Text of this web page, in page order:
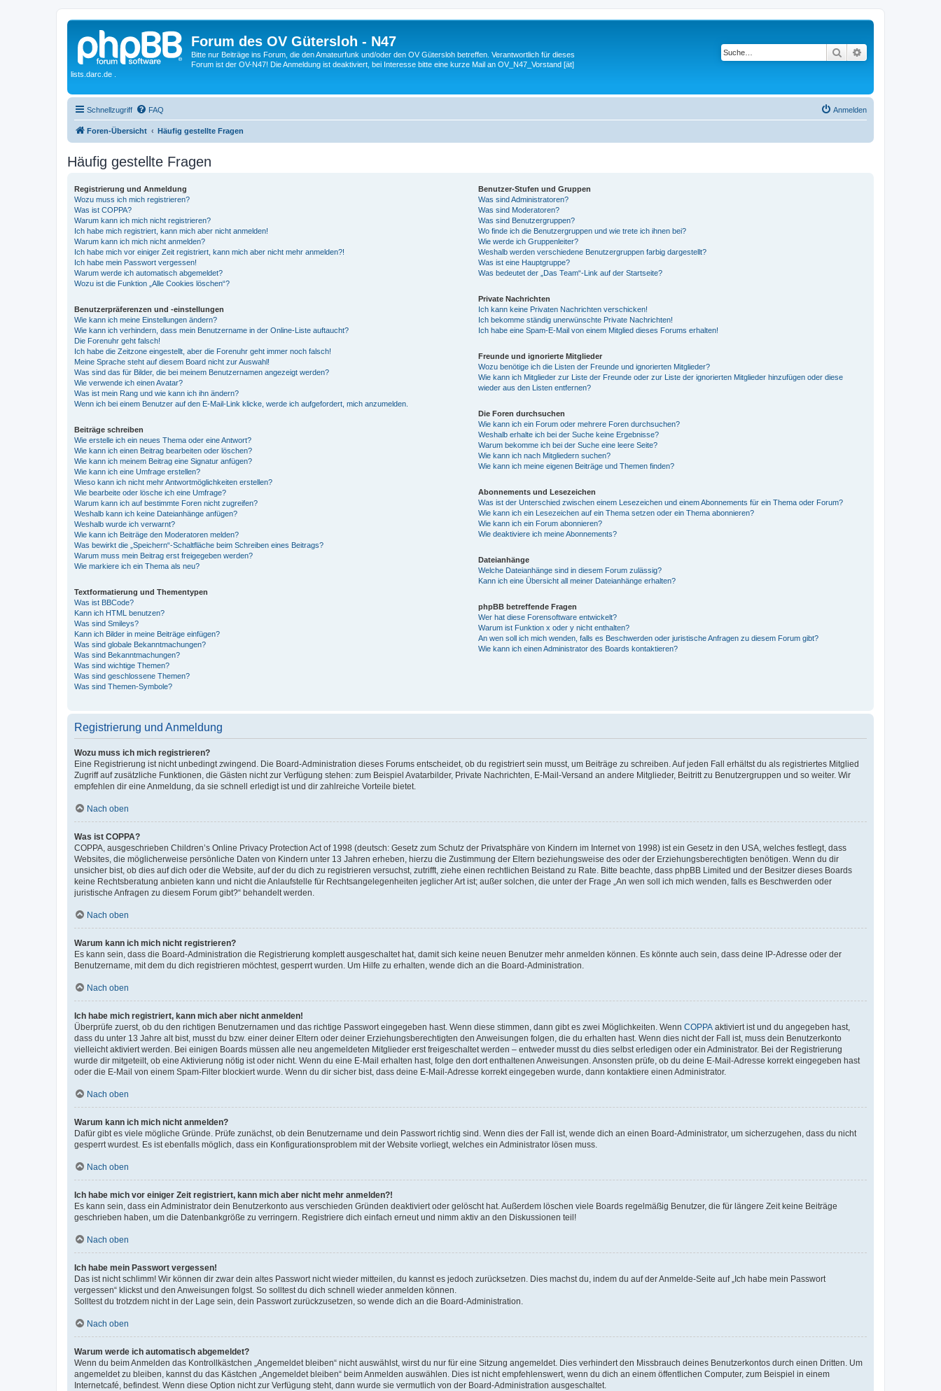
Forum des OV Gütersloh - N47
Bitte nur Beiträge ins Forum, die den Amateurfunk und/oder den OV Gütersloh betreffen. Verantwortlich für dieses
Forum ist der OV-N47! Die Anmeldung ist deaktiviert, bei Interesse bitte eine kurze Mail an OV_N47_Vorstand [ät]
lists.darc.de .
Suche
Schnellzugriff FAQ Anmelden
Foren-Übersicht Häufig gestellte Fragen
Häufig gestellte Fragen
Registrierung und Anmeldung
Wozu muss ich mich registrieren?
Was ist COPPA?
Warum kann ich mich nicht registrieren?
Ich habe mich registriert, kann mich aber nicht anmelden!
Warum kann ich mich nicht anmelden?
Ich habe mich vor einiger Zeit registriert, kann mich aber nicht mehr anmelden?!
Ich habe mein Passwort vergessen!
Warum werde ich automatisch abgemeldet?
Wozu ist die Funktion „Alle Cookies löschen“?
Benutzerpräferenzen und -einstellungen
Wie kann ich meine Einstellungen ändern?
Wie kann ich verhindern, dass mein Benutzername in der Online-Liste auftaucht?
Die Forenuhr geht falsch!
Ich habe die Zeitzone eingestellt, aber die Forenuhr geht immer noch falsch!
Meine Sprache steht auf diesem Board nicht zur Auswahl!
Was sind das für Bilder, die bei meinem Benutzernamen angezeigt werden?
Wie verwende ich einen Avatar?
Was ist mein Rang und wie kann ich ihn ändern?
Wenn ich bei einem Benutzer auf den E-Mail-Link klicke, werde ich aufgefordert, mich anzumelden.
Beiträge schreiben
Wie erstelle ich ein neues Thema oder eine Antwort?
Wie kann ich einen Beitrag bearbeiten oder löschen?
Wie kann ich meinem Beitrag eine Signatur anfügen?
Wie kann ich eine Umfrage erstellen?
Wieso kann ich nicht mehr Antwortmöglichkeiten erstellen?
Wie bearbeite oder lösche ich eine Umfrage?
Warum kann ich auf bestimmte Foren nicht zugreifen?
Weshalb kann ich keine Dateianhänge anfügen?
Weshalb wurde ich verwarnt?
Wie kann ich Beiträge den Moderatoren melden?
Was bewirkt die „Speichern“-Schaltfläche beim Schreiben eines Beitrags?
Warum muss mein Beitrag erst freigegeben werden?
Wie markiere ich ein Thema als neu?
Textformatierung und Thementypen
Was ist BBCode?
Kann ich HTML benutzen?
Was sind Smileys?
Kann ich Bilder in meine Beiträge einfügen?
Was sind globale Bekanntmachungen?
Was sind Bekanntmachungen?
Was sind wichtige Themen?
Was sind geschlossene Themen?
Was sind Themen-Symbole?
Benutzer-Stufen und Gruppen
Was sind Administratoren?
Was sind Moderatoren?
Was sind Benutzergruppen?
Wo finde ich die Benutzergruppen und wie trete ich ihnen bei?
Wie werde ich Gruppenleiter?
Weshalb werden verschiedene Benutzergruppen farbig dargestellt?
Was ist eine Hauptgruppe?
Was bedeutet der „Das Team“-Link auf der Startseite?
Private Nachrichten
Ich kann keine Privaten Nachrichten verschicken!
Ich bekomme ständig unerwünschte Private Nachrichten!
Ich habe eine Spam-E-Mail von einem Mitglied dieses Forums erhalten!
Freunde und ignorierte Mitglieder
Wozu benötige ich die Listen der Freunde und ignorierten Mitglieder?
Wie kann ich Mitglieder zur Liste der Freunde oder zur Liste der ignorierten Mitglieder hinzufügen oder diese
wieder aus den Listen entfernen?
Die Foren durchsuchen
Wie kann ich ein Forum oder mehrere Foren durchsuchen?
Weshalb erhalte ich bei der Suche keine Ergebnisse?
Warum bekomme ich bei der Suche eine leere Seite?
Wie kann ich nach Mitgliedern suchen?
Wie kann ich meine eigenen Beiträge und Themen finden?
Abonnements und Lesezeichen
Was ist der Unterschied zwischen einem Lesezeichen und einem Abonnements für ein Thema oder Forum?
Wie kann ich ein Lesezeichen auf ein Thema setzen oder ein Thema abonnieren?
Wie kann ich ein Forum abonnieren?
Wie deaktiviere ich meine Abonnements?
Dateianhänge
Welche Dateianhänge sind in diesem Forum zulässig?
Kann ich eine Übersicht all meiner Dateianhänge erhalten?
phpBB betreffende Fragen
Wer hat diese Forensoftware entwickelt?
Warum ist Funktion x oder y nicht enthalten?
An wen soll ich mich wenden, falls es Beschwerden oder juristische Anfragen zu diesem Forum gibt?
Wie kann ich einen Administrator des Boards kontaktieren?
Registrierung und Anmeldung
Wozu muss ich mich registrieren?
Eine Registrierung ist nicht unbedingt zwingend. Die Board-Administration dieses Forums entscheidet, ob du registriert sein musst, um Beiträge zu schreiben. Auf jeden Fall erhältst du als registriertes Mitglied
Zugriff auf zusätzliche Funktionen, die Gästen nicht zur Verfügung stehen: zum Beispiel Avatarbilder, Private Nachrichten, E-Mail-Versand an andere Mitglieder, Beitritt zu Benutzergruppen und so weiter. Wir
empfehlen dir eine Anmeldung, da sie schnell erledigt ist und dir zahlreiche Vorteile bietet.
Nach oben
Was ist COPPA?
COPPA, ausgeschrieben Children’s Online Privacy Protection Act of 1998 (deutsch: Gesetz zum Schutz der Privatsphäre von Kindern im Internet von 1998) ist ein Gesetz in den USA, welches festlegt, dass
Websites, die möglicherweise persönliche Daten von Kindern unter 13 Jahren erheben, hierzu die Zustimmung der Eltern beziehungsweise des oder der Erziehungsberechtigten benötigen. Wenn du dir
unsicher bist, ob dies auf dich oder die Website, auf der du dich zu registrieren versuchst, zutrifft, ziehe einen rechtlichen Beistand zu Rate. Bitte beachte, dass phpBB Limited und der Besitzer dieses Boards
keine Rechtsberatung anbieten kann und nicht die Anlaufstelle für Rechtsangelegenheiten jeglicher Art ist; außer solchen, die unter der Frage „An wen soll ich mich wenden, falls es Beschwerden oder
juristische Anfragen zu diesem Forum gibt?“ behandelt werden.
Nach oben
Warum kann ich mich nicht registrieren?
Es kann sein, dass die Board-Administration die Registrierung komplett ausgeschaltet hat, damit sich keine neuen Benutzer mehr anmelden können. Es könnte auch sein, dass deine IP-Adresse oder der
Benutzername, mit dem du dich registrieren möchtest, gesperrt wurden. Um Hilfe zu erhalten, wende dich an die Board-Administration.
Nach oben
Ich habe mich registriert, kann mich aber nicht anmelden!
Überprüfe zuerst, ob du den richtigen Benutzernamen und das richtige Passwort eingegeben hast. Wenn diese stimmen, dann gibt es zwei Möglichkeiten. Wenn COPPA aktiviert ist und du angegeben hast,
dass du unter 13 Jahre alt bist, musst du bzw. einer deiner Eltern oder deiner Erziehungsberechtigten den Anweisungen folgen, die du erhalten hast. Wenn dies nicht der Fall ist, muss dein Benutzerkonto
vielleicht aktiviert werden. Bei einigen Boards müssen alle neu angemeldeten Mitglieder erst freigeschaltet werden – entweder musst du dies selbst erledigen oder ein Administrator. Bei der Registrierung
wurde dir mitgeteilt, ob eine Aktivierung nötig ist oder nicht. Wenn du eine E-Mail erhalten hast, folge den dort enthaltenen Anweisungen. Ansonsten prüfe, ob du deine E-Mail-Adresse korrekt eingegeben hast
oder die E-Mail von einem Spam-Filter blockiert wurde. Wenn du dir sicher bist, dass deine E-Mail-Adresse korrekt eingegeben wurde, dann kontaktiere einen Administrator.
Nach oben
Warum kann ich mich nicht anmelden?
Dafür gibt es viele mögliche Gründe. Prüfe zunächst, ob dein Benutzername und dein Passwort richtig sind. Wenn dies der Fall ist, wende dich an einen Board-Administrator, um sicherzugehen, dass du nicht
gesperrt wurdest. Es ist ebenfalls möglich, dass ein Konfigurationsproblem mit der Website vorliegt, welches ein Administrator lösen muss.
Nach oben
Ich habe mich vor einiger Zeit registriert, kann mich aber nicht mehr anmelden?!
Es kann sein, dass ein Administrator dein Benutzerkonto aus verschieden Gründen deaktiviert oder gelöscht hat. Außerdem löschen viele Boards regelmäßig Benutzer, die für längere Zeit keine Beiträge
geschrieben haben, um die Datenbankgröße zu verringern. Registriere dich einfach erneut und nimm aktiv an den Diskussionen teil!
Nach oben
Ich habe mein Passwort vergessen!
Das ist nicht schlimm! Wir können dir zwar dein altes Passwort nicht wieder mitteilen, du kannst es jedoch zurücksetzen. Dies machst du, indem du auf der Anmelde-Seite auf „Ich habe mein Passwort
vergessen“ klickst und den Anweisungen folgst. So solltest du dich schnell wieder anmelden können.
Solltest du trotzdem nicht in der Lage sein, dein Passwort zurückzusetzen, so wende dich an die Board-Administration.
Nach oben
Warum werde ich automatisch abgemeldet?
Wenn du beim Anmelden das Kontrollkästchen „Angemeldet bleiben“ nicht auswählst, wirst du nur für eine Sitzung angemeldet. Dies verhindert den Missbrauch deines Benutzerkontos durch einen Dritten. Um
angemeldet zu bleiben, kannst du das Kästchen „Angemeldet bleiben“ beim Anmelden auswählen. Dies ist nicht empfehlenswert, wenn du dich an einem öffentlichen Computer, zum Beispiel in einem
Internetcafé, befindest. Wenn diese Option nicht zur Verfügung steht, dann wurde sie vermutlich von der Board-Administration ausgeschaltet.